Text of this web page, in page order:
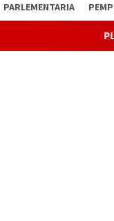
PARLEMENTARIA
PLN Karimun